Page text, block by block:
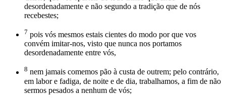
desordenadamente e não segundo a tradição que de nós
recebestes;
7 pois vós mesmos estais cientes do modo por que vos
convém imitar-nos, visto que nunca nos portamos
desordenadamente entre vós,
8 nem jamais comemos pão à custa de outrem; pelo contrário,
em labor e fadiga, de noite e de dia, trabalhamos, a fim de não
sermos pesados a nenhum de vós;